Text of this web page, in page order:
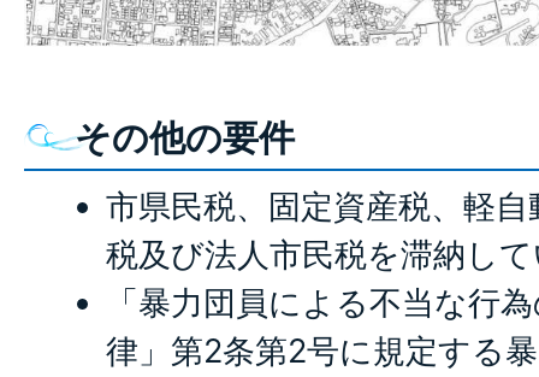
その他の要件
市県民税、固定資産税、軽
税及び法人市民税を滞納し
「暴力団員による不当な行
律」第2条第2号に規定する